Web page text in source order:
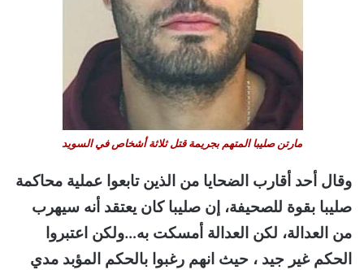
مارتن صليبا المتهم بجريمة قتل ثلاثة أشخاص في السويد
وقال أحد أقارب الضحايا من الذين تابعوا عملية محاكمة
صليبا بقوة للصحيفة، إن صليبا كان يعتقد أنه سيهرب
من العدالة، لكن العدالة أمسكت به…ولكن اعتبروا
الحكم غير جيد ، حيث انهم رغبوا بالحكم المؤبد مدي